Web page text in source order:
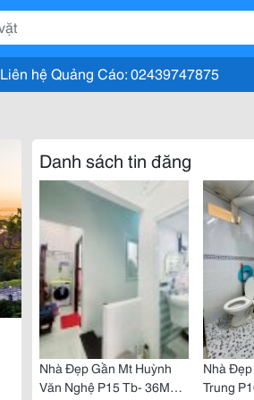
Liên hệ Quảng Cáo: 02439747875
Danh sách tin đăng
Nhà Đẹp Gần Mt Huỳnh
Văn Nghệ P15 Tb- 36M2 -
Nhà
Trung